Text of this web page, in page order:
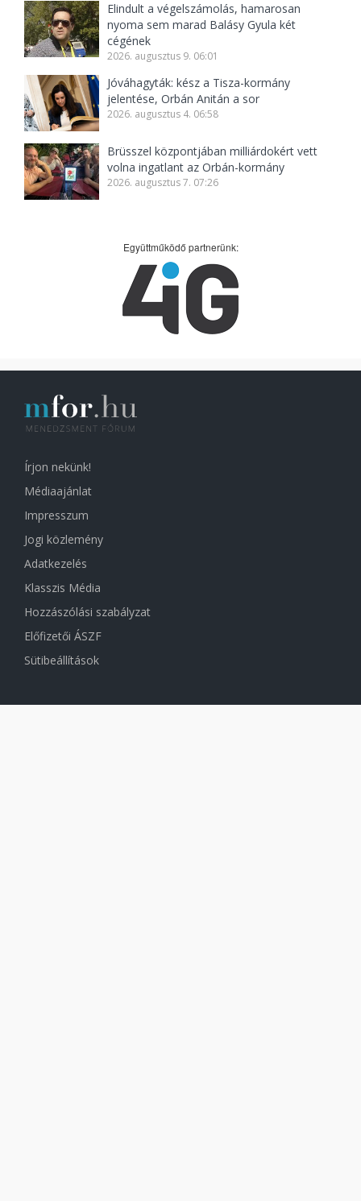
Elindult a végelszámolás, hamarosan
nyoma sem marad Balásy Gyula két
cégének
2026. augusztus 9. 06:01
Jóváhagyták: kész a Tisza-kormány
jelentése, Orbán Anitán a sor
2026. augusztus 4. 06:58
Brüsszel központjában milliárdokért vett
volna ingatlant az Orbán-kormány
2026. augusztus 7. 07:26
Együttműködő partnerünk:
Írjon nekünk!
Médiaajánlat
Impresszum
Jogi közlemény
Adatkezelés
Klasszis Média
Hozzászólási szabályzat
Előfizetői ÁSZF
Sütibeállítások